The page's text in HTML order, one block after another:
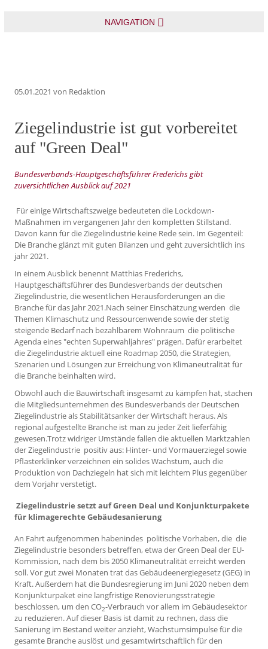
NAVIGATION
05.01.2021 von Redaktion
Ziegelindustrie ist gut vorbereitet
auf "Green Deal"
Bundesverbands-Hauptgeschäftsführer Frederichs gibt
zuversichtlichen Ausblick auf 2021
Für einige Wirtschaftszweige bedeuteten die Lockdown-
Maßnahmen im vergangenen Jahr den kompletten Stillstand.
Davon kann für die Ziegelindustrie keine Rede sein. Im Gegenteil:
Die Branche glänzt mit guten Bilanzen und geht zuversichtlich ins
jahr 2021.
In einem Ausblick benennt Matthias Frederichs,
Hauptgeschäftsführer des Bundesverbands der deutschen
Ziegelindustrie, die wesentlichen Herausforderungen an die
Branche für das Jahr 2021.Nach seiner Einschätzung werden die
Themen Klimaschutz und Ressourcenwende sowie der stetig
steigende Bedarf nach bezahlbarem Wohnraum die politische
Agenda eines "echten Superwahljahres" prägen. Dafür erarbeitet
die Ziegelindustrie aktuell eine Roadmap 2050, die Strategien,
Szenarien und Lösungen zur Erreichung von Klimaneutralität für
die Branche beinhalten wird.
Obwohl auch die Bauwirtschaft insgesamt zu kämpfen hat, stachen
die Mitgliedsunternehmen des Bundesverbands der Deutschen
Ziegelindustrie als Stabilitätsanker der Wirtschaft heraus. Als
regional aufgestellte Branche ist man zu jeder Zeit lieferfähig
gewesen.Trotz widriger Umstände fallen die aktuellen Marktzahlen
der Ziegelindustrie positiv aus: Hinter- und Vormauerziegel sowie
Pflasterklinker verzeichnen ein solides Wachstum, auch die
Produktion von Dachziegeln hat sich mit leichtem Plus gegenüber
dem Vorjahr verstetigt.
Ziegelindustrie setzt auf Green Deal und Konjunkturpakete
für klimagerechte Gebäudesanierung
An Fahrt aufgenommen habenindes politische Vorhaben, die die
Ziegelindustrie besonders betreffen, etwa der Green Deal der EU-
Kommission, nach dem bis 2050 Klimaneutralität erreicht werden
soll. Vor gut zwei Monaten trat das Gebäudeenergiegesetz (GEG) in
Kraft. Außerdem hat die Bundesregierung im Juni 2020 neben dem
Konjunkturpaket eine langfristige Renovierungsstrategie
beschlossen, um den CO2-Verbrauch vor allem im Gebäudesektor
zu reduzieren. Auf dieser Basis ist damit zu rechnen, dass die
Sanierung im Bestand weiter anzieht, Wachstumsimpulse für die
gesamte Branche auslöst und gesamtwirtschaftlich für den